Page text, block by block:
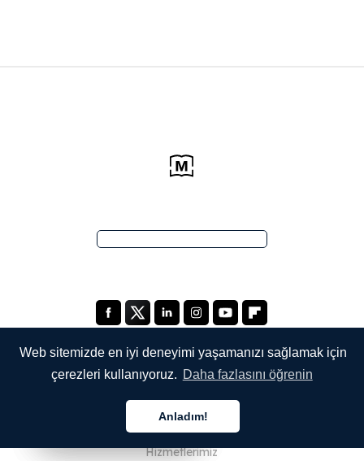
Web sitemizde en iyi deneyimi yaşamanızı sağlamak için
çerezleri kullanıyoruz. Daha fazlasını öğrenin
Anladım!
Hakkımızda
Hizmetlerimiz
Türkçe
Türkçe
Türkçe